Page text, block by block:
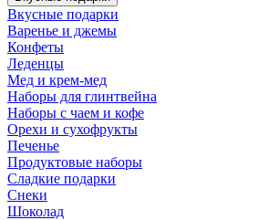
Вкусные подарки
Варенье и джемы
Конфеты
Леденцы
Мед и крем-мед
Наборы для глинтвейна
Наборы с чаем и кофе
Орехи и сухофрукты
Печенье
Продуктовые наборы
Сладкие подарки
Снеки
Шоколад